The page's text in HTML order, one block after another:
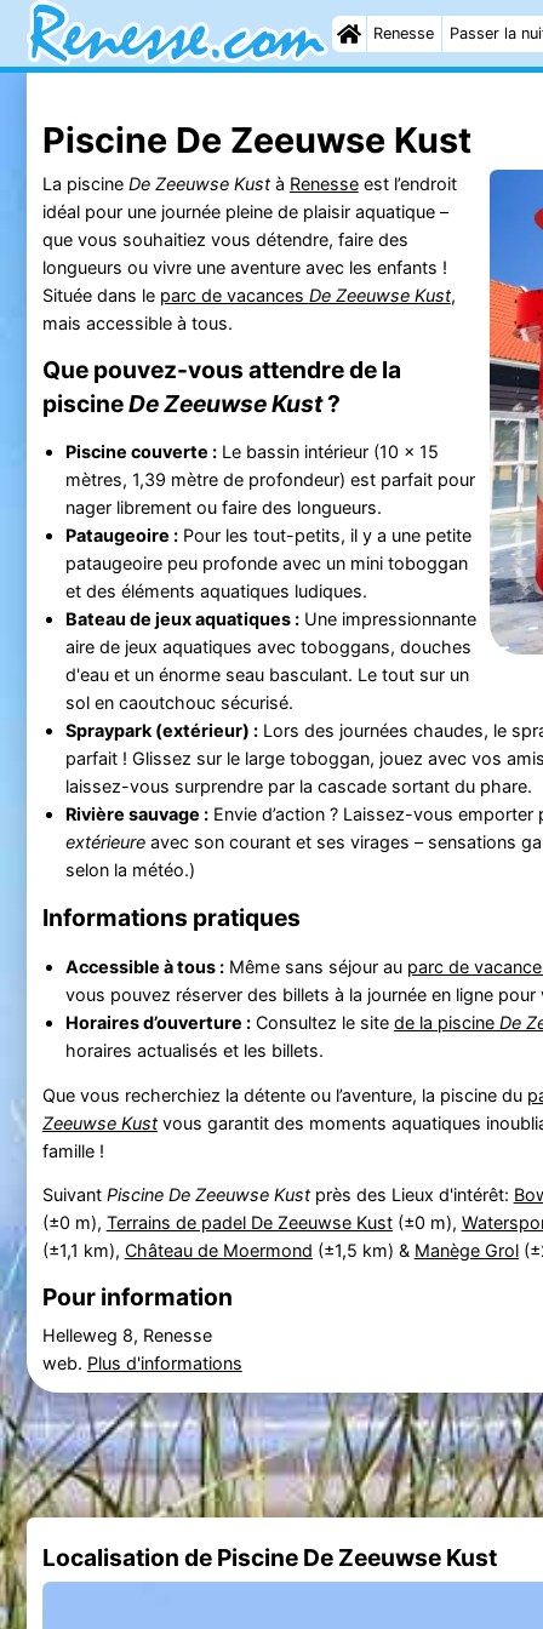
Renesse Passer la
Piscine De Zeeuwse Kust
La piscine De Zeeuwse Kustà Renesseest l’endroit
idéal pour une journée pleine de plaisir aquatique –
que vous souhaitiez vous détendre, faire des
longueurs ou vivre une aventure avec les enfants !
Située dans le parc de vacances De Zeeuwse Kust,
mais accessible à tous.
Que pouvez-vous attendre de la
piscineDe Zeeuwse Kust?
Piscine couverte :Le bassin intérieur (10 x 15
mètres, 1,39 mètre de profondeur) est parfait pour
nager librement ou faire des longueurs.
Pataugeoire :Pour les tout-petits, il y a une petite
pataugeoire peu profonde avec un mini toboggan
et des éléments aquatiques ludiques.
Bateau de jeux aquatiques :Une impressionnante
aire de jeux aquatiques avec toboggans, douches
d'eau et un énorme seau basculant. Le tout sur un
sol en caoutchouc sécurisé.
Spraypark (extérieur) :Lors des journées chaudes, le
parfait ! Glissez sur le large toboggan, jouez avec vos
laissez-vous surprendre par la cascade sortant du phare.
Rivière sauvage :Envie d’action ? Laissez-vous emporter
extérieureavec son courant et ses virages – sensations
selon la météo.)
Informations pratiques
Accessible à tous :Même sans séjour au parc de
vous pouvez réserver des billets à la journée en ligne
Horaires d’ouverture :Consultez le site de la piscine De
horaires actualisés et les billets.
Que vous recherchiez la détente ou l’aventure, la piscine du
Zeeuwse Kustvous garantit des moments aquatiques
famille !
Suivant Piscine De Zeeuwse Kustprès des Lieux d'intérêt:
(±0 m), Terrains de padel De Zeeuwse Kust(±0 m),
(±1,1 km), Château de Moermond (±1,5 km) & Manège Grol
Pour information
Helleweg 8, Renesse
web. Plus d'informations
Localisation de Piscine De Zeeuwse Kust